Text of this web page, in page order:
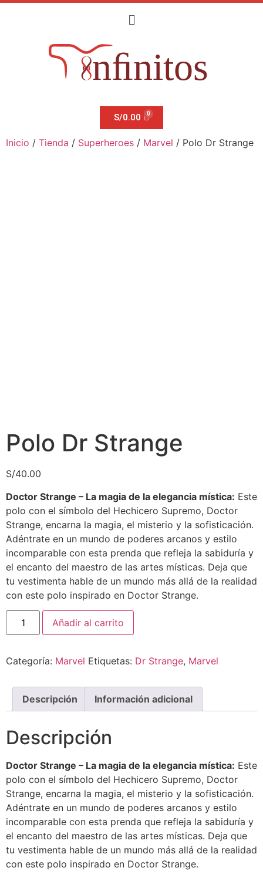
S/0.00
Inicio / Tienda / Superheroes / Marvel / Polo Dr Strange
Polo Dr Strange
S/40.00
Doctor Strange – La magia de la elegancia mística: Este
polo con el símbolo del Hechicero Supremo, Doctor
Strange, encarna la magia, el misterio y la sofisticación.
Adéntrate en un mundo de poderes arcanos y estilo
incomparable con esta prenda que refleja la sabiduría y
el encanto del maestro de las artes místicas. Deja que
tu vestimenta hable de un mundo más allá de la realidad
con este polo inspirado en Doctor Strange.
Añadir al carrito
Categoría: Marvel Etiquetas: Dr Strange, Marvel
Descripción Información adicional
Descripción
Doctor Strange – La magia de la elegancia mística: Este
polo con el símbolo del Hechicero Supremo, Doctor
Strange, encarna la magia, el misterio y la sofisticación.
Adéntrate en un mundo de poderes arcanos y estilo
incomparable con esta prenda que refleja la sabiduría y
el encanto del maestro de las artes místicas. Deja que
tu vestimenta hable de un mundo más allá de la realidad
con este polo inspirado en Doctor Strange.